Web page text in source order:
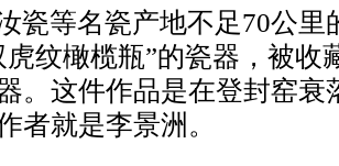
瓷等名瓷产地不足70公里
虎纹橄榄瓶”的瓷器，被收
。这件作品是在登封窑衰
者就是李景洲。